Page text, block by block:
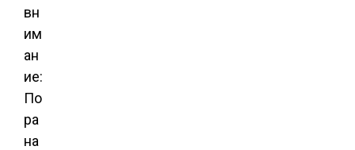
вн
им
ан
ие:
По
ра
на